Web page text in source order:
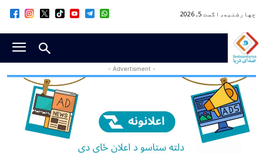
چهارشنبه, اگست 5, 2026
- Advertisment -